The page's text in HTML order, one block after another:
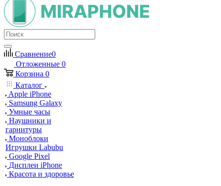
Сравнение0
Отложенные 0
Корзина 0
Каталог
Apple iPhone
Samsung Galaxy
Умные часы
Наушники и
гарнитуры
Моноблоки
Игрушки Labubu
Google Pixel
Дисплеи iPhone
Красота и здоровье